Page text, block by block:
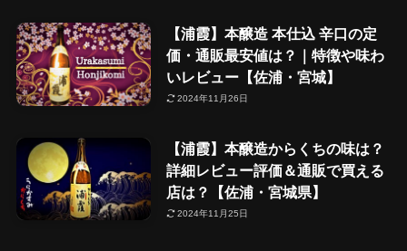
【浦霞】本醸造 本仕込 辛口の定
価・通販最安値は？｜特徴や味わ
いレビュー【佐浦・宮城】
2024年11月26日
【浦霞】本醸造からくちの味は？
詳細レビュー評価＆通販で買える
店は？【佐浦・宮城県】
2024年11月25日